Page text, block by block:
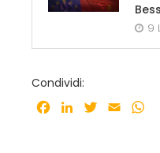
9
Condividi:
Facebook
LinkedInTwitter
Email